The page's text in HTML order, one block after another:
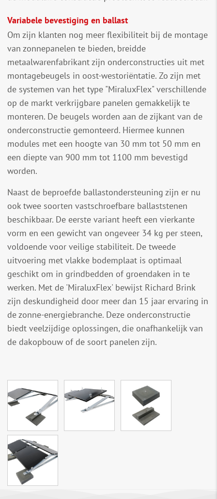
Variabele bevestiging en ballast
Om zijn klanten nog meer flexibiliteit bij de montage
van zonnepanelen te bieden, breidde
metaalwarenfabrikant zijn onderconstructies uit met
montagebeugels in oost-westoriëntatie. Zo zijn met
de systemen van het type "MiraluxFlex" verschillende
op de markt verkrijgbare panelen gemakkelijk te
monteren. De beugels worden aan de zijkant van de
onderconstructie gemonteerd. Hiermee kunnen
modules met een hoogte van 30 mm tot 50 mm en
een diepte van 900 mm tot 1100 mm bevestigd
worden.
Naast de beproefde ballastondersteuning zijn er nu
ook twee soorten vastschroefbare ballaststenen
beschikbaar. De eerste variant heeft een vierkante
vorm en een gewicht van ongeveer 34 kg per steen,
voldoende voor veilige stabiliteit. De tweede
uitvoering met vlakke bodemplaat is optimaal
geschikt om in grindbedden of groendaken in te
werken. Met de 'MiraluxFlex' bewijst Richard Brink
zijn deskundigheid door meer dan 15 jaar ervaring in
de zonne-energiebranche. Deze onderconstructie
biedt veelzijdige oplossingen, die onafhankelijk van
de dakopbouw of de soort panelen zijn.